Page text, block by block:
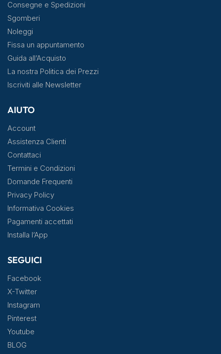
Consegne e Spedizioni
Sgomberi
Noleggi
Fissa un appuntamento
Guida all’Acquisto
La nostra Politica dei Prezzi
Iscriviti alle Newsletter
AIUTO
Account
Assistenza Clienti
Contattaci
Termini e Condizioni
Domande Frequenti
Privacy Policy
Informativa Cookies
Pagamenti accettati
Installa l’App
SEGUICI
Facebook
X-Twitter
Instagram
Pinterest
Youtube
BLOG